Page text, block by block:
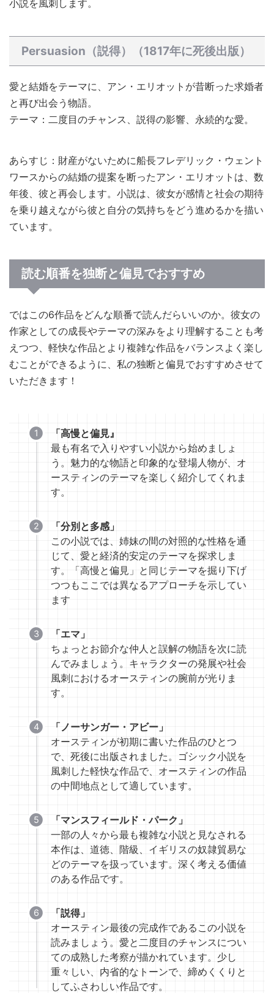
小説を風刺します。
Persuasion（説得）（1817年に死後出版）
愛と結婚をテーマに、アン・エリオットが昔断った求婚者
と再び出会う物語。
テーマ：二度目のチャンス、説得の影響、永続的な愛。
あらすじ：財産がないために船長フレデリック・ウェント
ワースからの結婚の提案を断ったアン・エリオットは、数
年後、彼と再会します。小説は、彼女が感情と社会の期待
を乗り越えながら彼と自分の気持ちをどう進めるかを描い
ています。
読む順番を独断と偏見でおすすめ
ではこの6作品をどんな順番で読んだらいいのか。彼女の
作家としての成長やテーマの深みをより理解することも考
えつつ、軽快な作品とより複雑な作品をバランスよく楽し
むことができるように、私の独断と偏見でおすすめさせて
いただきます！
「高慢と偏見』
最も有名で入りやすい小説から始めましょ
う。魅力的な物語と印象的な登場人物が、オ
ースティンのテーマを楽しく紹介してくれま
す。
「分別と多感」
この小説では、姉妹の間の対照的な性格を通
じて、愛と経済的安定のテーマを探求しま
す。「高慢と偏見」と同じテーマを掘り下げ
つつもここでは異なるアプローチを示してい
ます
「エマ」
ちょっとお節介な仲人と誤解の物語を次に読
んでみましょう。キャラクターの発展や社会
風刺におけるオースティンの腕前が光りま
す。
「ノーサンガー・アビー」
オースティンが初期に書いた作品のひとつ
で、死後に出版されました。ゴシック小説を
風刺した軽快な作品で、オースティンの作品
の中間地点として適しています。
「マンスフィールド・パーク」
一部の人々から最も複雑な小説と見なされる
本作は、道徳、階級、イギリスの奴隷貿易な
どのテーマを扱っています。深く考える価値
のある作品です。
「説得」
オースティン最後の完成作であるこの小説を
読みましょう。愛と二度目のチャンスについ
ての成熟した考察が描かれています。少し
重々しい、内省的なトーンで、締めくくりと
してふさわしい作品です。